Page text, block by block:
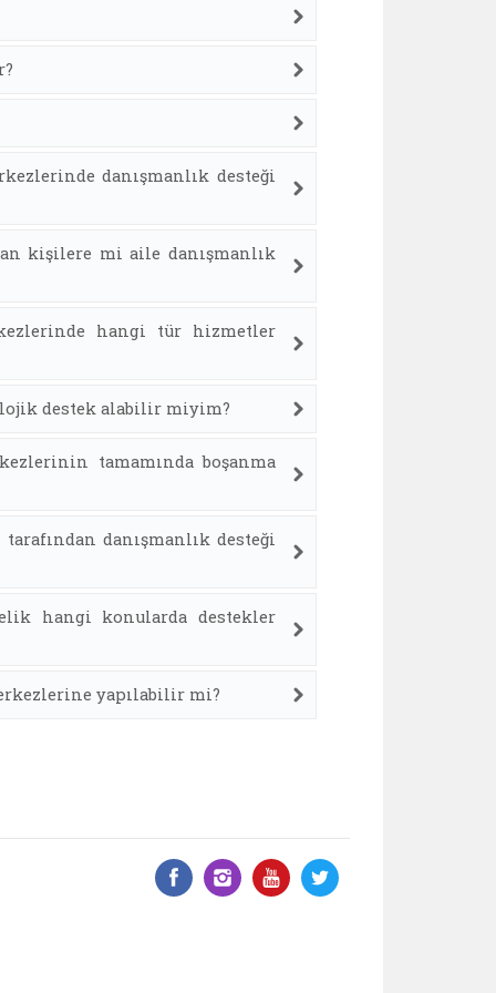
danışmanlık desteği
kişilere mi aile danışmanlık
hangi tür hizmetler
destek alabilir miyim?
tamamında boşanma
danışmanlık desteği
hangi konularda destekler
yapılabilir mi?
Facebook üzerinde paylaş
Instagram'da paylaş
YouTube
Twitter